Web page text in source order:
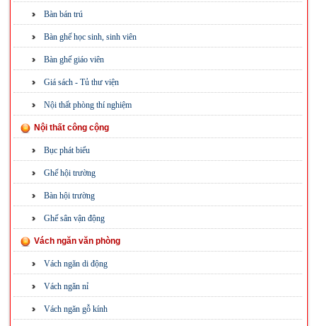
Bàn bán trú
Bàn ghế học sinh, sinh viên
Bàn ghế giáo viên
Giá sách - Tủ thư viện
Nội thất phòng thí nghiệm
Nội thất công cộng
Bục phát biểu
Ghế hội trường
Bàn hội trường
Ghế sân vận động
Vách ngăn văn phòng
Vách ngăn di động
Vách ngăn nỉ
Vách ngăn gỗ kính